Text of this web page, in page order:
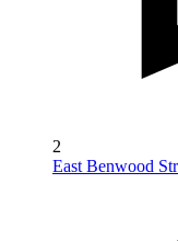
2
East Benwood